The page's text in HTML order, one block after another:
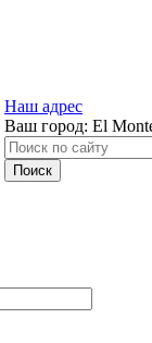
Наш адрес
Ваш город: El